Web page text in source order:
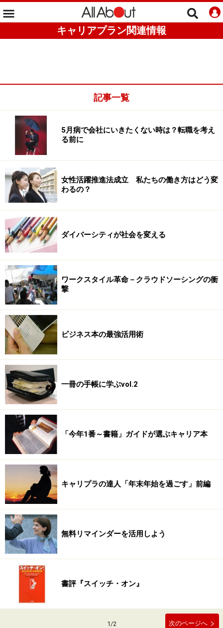
キャリアプラン関連情報
記事一覧
5月病で会社にいきたくない時は？転職を考え
る前に
女性活躍推進法成立 私たちの働き方はどう変
わるの？
ダイバーシティが社会を変える
ワークスタイル革命－クラウドソーシングの衝
撃
ビジネス本の最強活用術
一冊の手帳に学ぶvol.2
「今年1番～書籍」ガイドが選ぶキャリア本
キャリプラの達人「年末年始を過ごす」前編
無料リマインダーを活用しよう
書評『スイッチ・オン』
1/2 次のページへ